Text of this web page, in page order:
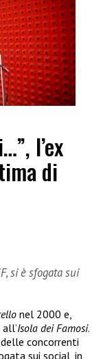
l’ex
di
si è sfogata sui
nel 2000 e,
Isola dei Famosi.
delle concorrenti
sui social, in